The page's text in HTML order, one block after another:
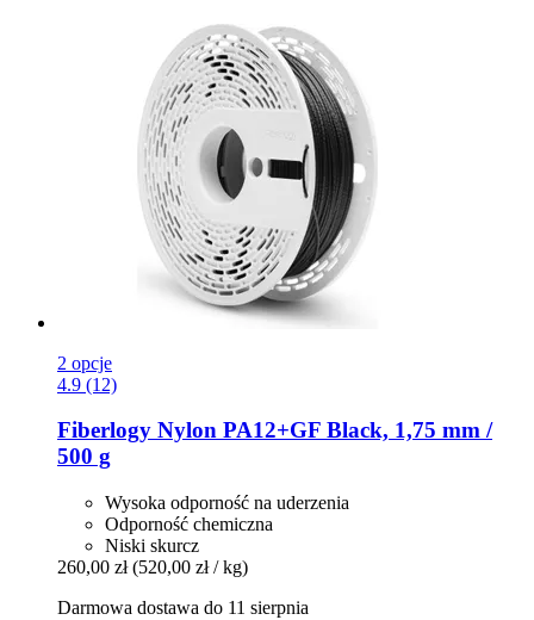
2 opcje
4.9 (12)
Fiberlogy Nylon PA12+GF Black, 1,75 mm /
500 g
Wysoka odporność na uderzenia
Odporność chemiczna
Niski skurcz
260,00 zł (520,00 zł / kg)
Darmowa dostawa do 11 sierpnia